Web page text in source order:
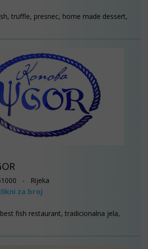
truffle, presnec, home made dessert,
- Rijeka
za broj
fish restaurant, tradicionalna jela,